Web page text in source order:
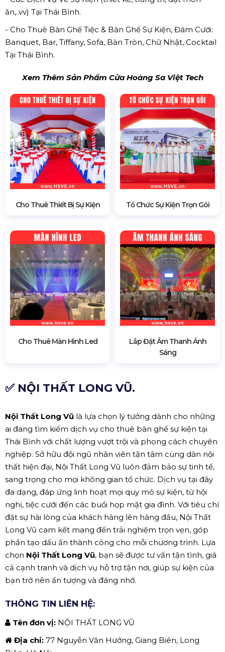
ăn,..vv) Tại Thái Bình.
- Cho Thuê Bàn Ghế Tiệc & Bàn Ghế Sự Kiện, Đám Cưới:
Banquet, Bar, Tiffany, Sofa, Bàn Tròn, Chữ Nhật, Cocktail
Tại Thái Bình.
Xem Thêm Sản Phẩm Cửa Hoàng Sa Việt Tech
Cho Thuê Thiết Bị Sự Kiện Tổ Chức Sự Kiện Trọn Gói
Cho Thuê Màn Hình Led
Lắp Đặt Âm Thanh Ánh
Sáng
✅ NỘI THẤT LONG VŨ.
Nội Thất Long Vũ là lựa chọn lý tưởng dành cho những
ai đang tìm kiếm dịch vụ cho thuê bàn ghế sự kiện tại
Thái Bình với chất lượng vượt trội và phong cách chuyên
nghiệp. Sở hữu đội ngũ nhân viên tận tâm cùng dàn nội
thất hiện đại, Nội Thất Long Vũ luôn đảm bảo sự tinh tế,
sang trọng cho mọi không gian tổ chức. Dịch vụ tại đây
đa dạng, đáp ứng linh hoạt mọi quy mô sự kiện, từ hội
nghị, tiệc cưới đến các buổi họp mặt gia đình. Với tiêu chí
đặt sự hài lòng của khách hàng lên hàng đầu, Nội Thất
Long Vũ cam kết mang đến trải nghiệm trọn vẹn, góp
phần tạo dấu ấn thành công cho mỗi chương trình. Lựa
chọn Nội Thất Long Vũ, bạn sẽ được tư vấn tận tình, giá
cả cạnh tranh và dịch vụ hỗ trợ tận nơi, giúp sự kiện của
bạn trở nên ấn tượng và đáng nhớ.
THÔNG TIN LIÊN HỆ:
Tên đơn vị: NỘI THẤT LONG VŨ
Địa chỉ: 77 Nguyễn Văn Hưởng, Giang Biên, Long